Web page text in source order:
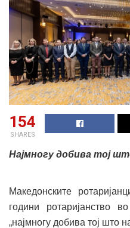
154
SHARES
Најмногу добива тој
Македонските
години ротаријанство
„најмногу добива тој што